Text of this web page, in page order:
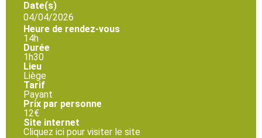
Date(s)
04/04/2026
Heure de rendez-vous
14h
Durée
1h30
Lieu
Liège
Tarif
Payant
Prix par personne
12€
Site internet
Cliquez ici pour visiter le site